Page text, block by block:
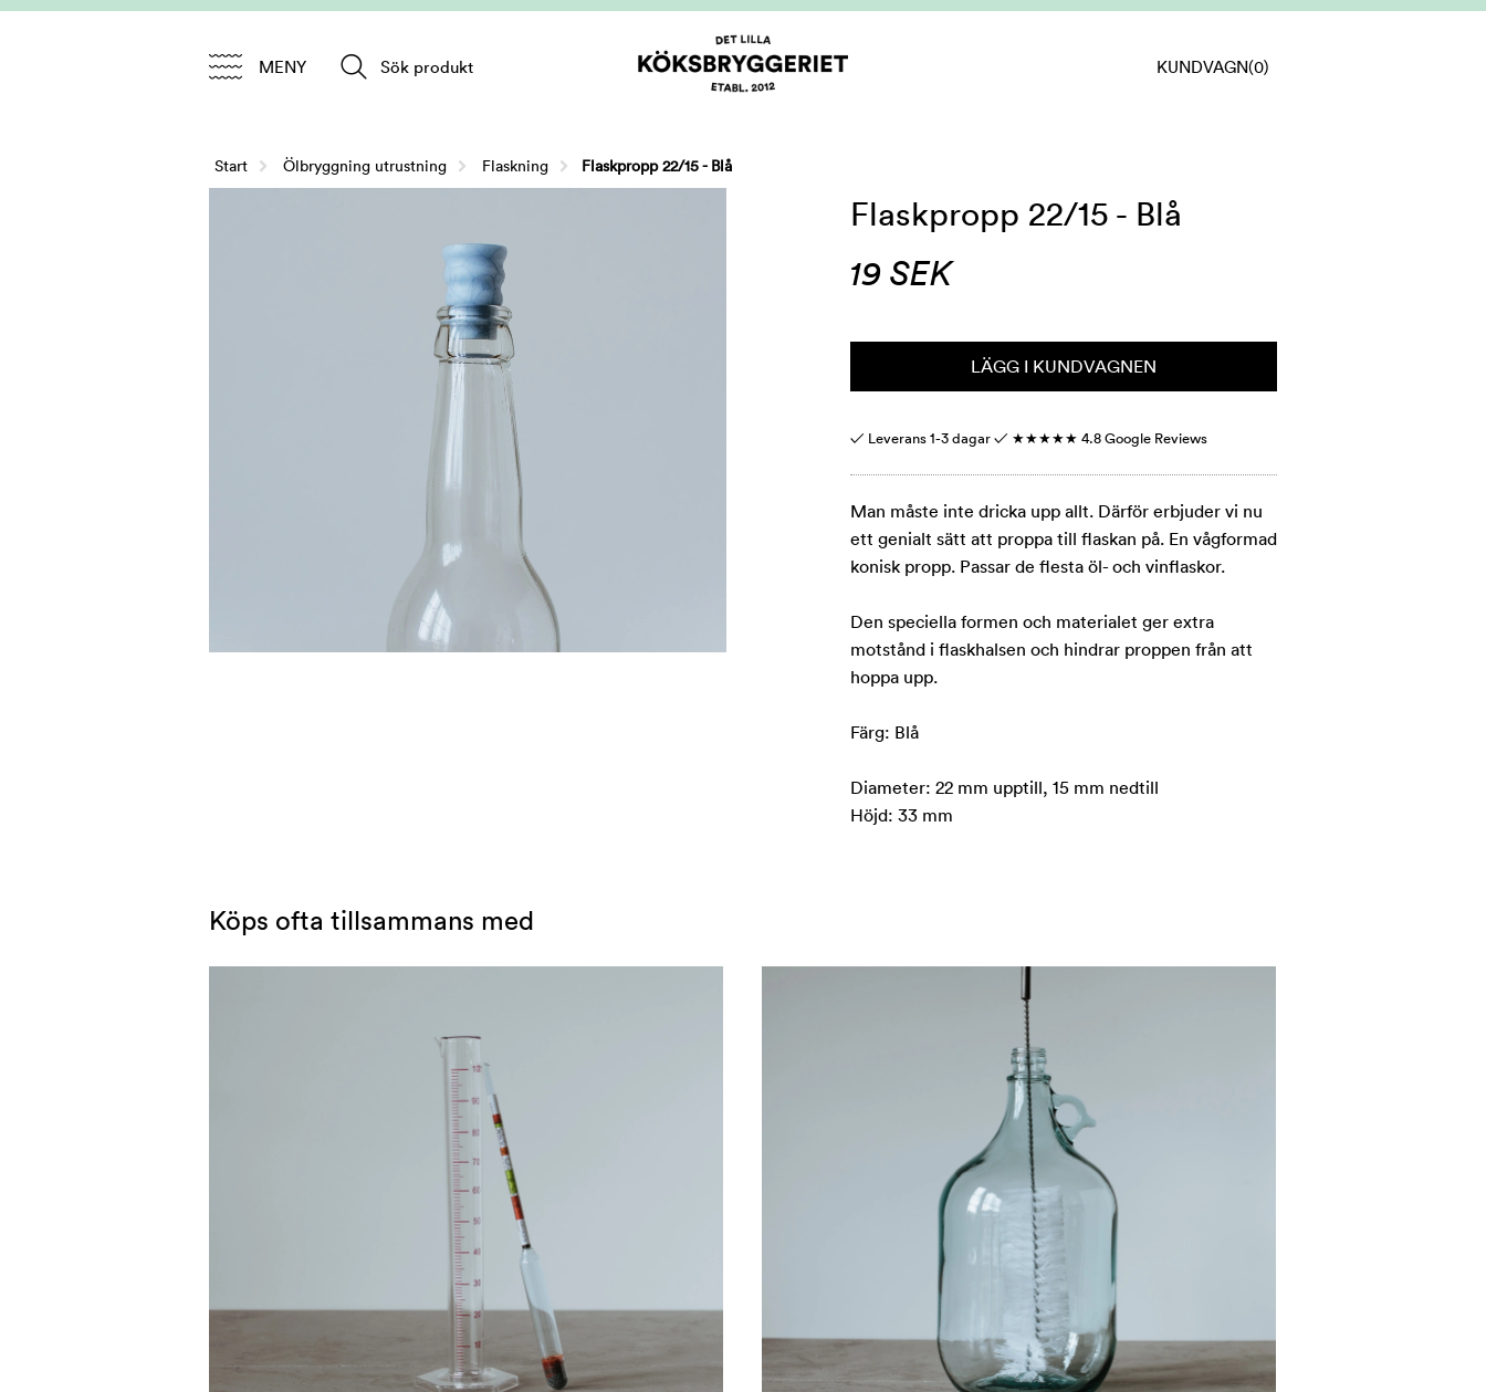
MENY Sök produkt KUNDVAGN(0)
Start Ölbryggning utrustning Flaskning Flaskpropp 22/15 - Blå
Flaskpropp 22/15 - Blå
19SEK
LÄGG I KUNDVAGNEN
✓ Leverans 1-3 dagar ✓ ★★★★★ 4.8 Google Reviews
Man måste inte dricka upp allt. Därför erbjuder vi nu
ett genialt sätt att proppa till flaskan på. En vågformad
konisk propp. Passar de flesta öl- och vinflaskor.
Den speciella formen och materialet ger extra
motstånd i flaskhalsen och hindrar proppen från att
hoppa upp.
Färg: Blå
Diameter: 22 mm upptill, 15 mm nedtill
Höjd: 33 mm
Köps ofta tillsammans med